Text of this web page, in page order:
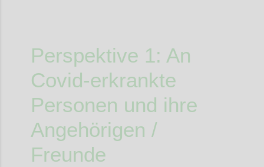
Perspektive 1: An
Covid-erkrankte
Personen und ihre
Angehörigen /
Freunde